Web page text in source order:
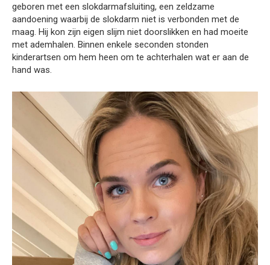
geboren met een slokdarmafsluiting, een zeldzame
aandoening waarbij de slokdarm niet is verbonden met de
maag. Hij kon zijn eigen slijm niet doorslikken en had moeite
met ademhalen. Binnen enkele seconden stonden
kinderartsen om hem heen om te achterhalen wat er aan de
hand was.